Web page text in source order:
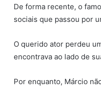
De forma recente, o
sociais que passou por
O querido ator perdeu
encontrava ao lado de
Por enquanto, Márcio